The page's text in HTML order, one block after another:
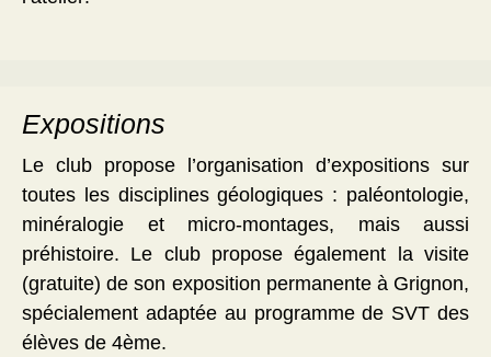
Expositions
Le club propose l’organisation d’expositions sur
toutes les disciplines géologiques : paléontologie,
minéralogie et micro-montages, mais aussi
préhistoire. Le club propose également la visite
(gratuite) de son exposition permanente à Grignon,
spécialement adaptée au programme de SVT des
élèves de 4ème.